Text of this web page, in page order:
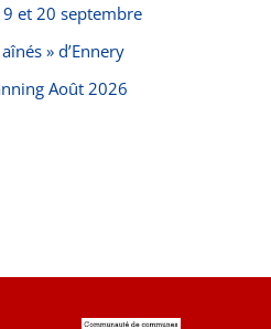
et 20 septembre
» d’Ennery
Août 2026